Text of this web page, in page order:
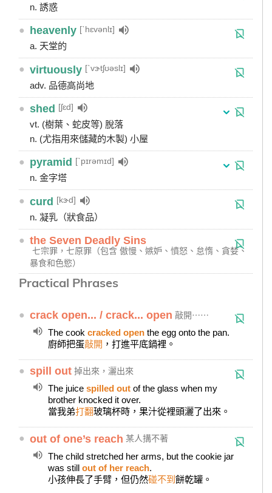
n. 誘惑
● heavenly [ˋhɛvənlɪ]
a. 天堂的
● virtuously [ˋvɝtʃʊəslɪ]
adv. 品德高尚地
● shed [ʃɛd]
vt. (樹葉、蛇皮等) 脫落
n. (尤指用來儲藏的木製) 小屋
● pyramid [ˋpɪrəmɪd]
n. 金字塔
● curd [kɝd]
n. 凝乳（狀食品）
● the Seven Deadly Sins
七宗罪，七原罪（包含 傲慢、嫉妒、憤怒、怠惰、貪婪、
暴食和色慾）
Practical Phrases
● crack open... / crack... open 敲開⋯⋯
The cook cracked open the egg onto the pan.
廚師把蛋敲開 ，打進平底鍋裡。
● spill out 掉出來，灑出來
The juice spilled out of the glass when my
brother knocked it over.
當我弟打翻玻璃杯時，果汁從裡頭灑了出來。
● out of one’s reach 某人搆不著
The child stretched her arms, but the cookie jar
was still out of her reach.
小孩伸長了手臂，但仍然碰不到 餅乾罐。